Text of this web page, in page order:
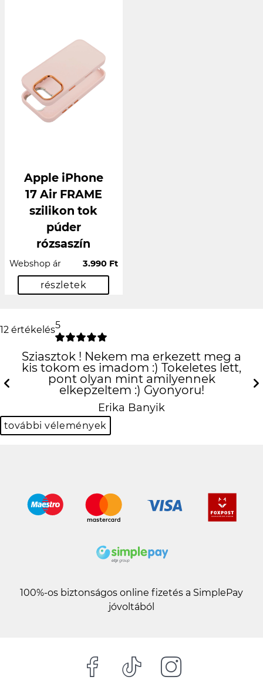
Apple iPhone
17 Air FRAME
szilikon tok
púder
rózsaszín
Webshop ár 3.990 Ft
részletek
12 értékelés5
Sziasztok ! Nekem ma erkezett meg a
kis tokom es imadom :) Tokeletes lett,
pont olyan mint amilyennek
elkepzeltem :) Gyonyoru!
Erika Banyik
Previous
további vélemények
100%-os biztonságos online fizetés a SimplePay
jóvoltából